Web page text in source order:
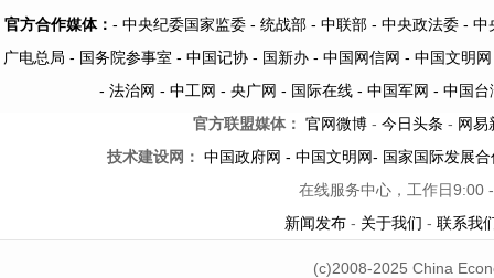
官方合作媒体： - 中央纪委国家监委 - 统战部 - 中联部- 中央政法委 - 中
广电总局 - 国务院参事室 - 中国记协 - 国新办 - 中国网信网 - 中国文明网
- 法治网 - 中工网 - 央广网 - 国际在线- 中国军网 - 中国台
官方联盟媒体： 官网微博- 今日头条 - 网易
技术建设网： 中国政府网 - 中国文明网- 国家国际发展
在线服务中心，工作日
新闻发布 - 关于我们 - 联系我
(c)2008-2025 China